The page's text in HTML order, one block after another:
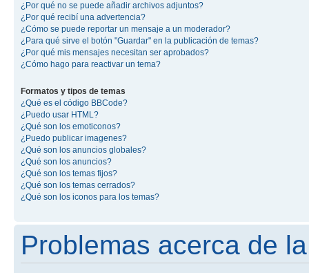
¿Por qué no se puede añadir archivos adjuntos?
¿Por qué recibí una advertencia?
¿Cómo se puede reportar un mensaje a un moderador?
¿Para qué sirve el botón "Guardar" en la publicación de temas?
¿Por qué mis mensajes necesitan ser aprobados?
¿Cómo hago para reactivar un tema?
Formatos y tipos de temas
¿Qué es el código BBCode?
¿Puedo usar HTML?
¿Qué son los emoticonos?
¿Puedo publicar imagenes?
¿Qué son los anuncios globales?
¿Qué son los anuncios?
¿Qué son los temas fijos?
¿Qué son los temas cerrados?
¿Qué son los iconos para los temas?
Problemas acerca de